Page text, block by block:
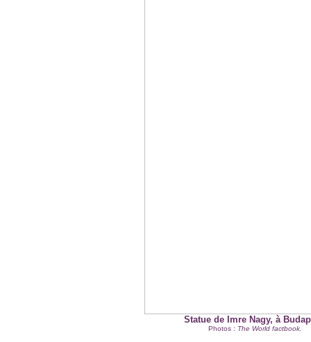
Statue de Imre Nagy, à
Photos : The World factbook.